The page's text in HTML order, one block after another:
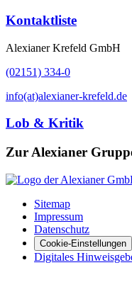
Kontaktliste
Alexianer Krefeld GmbH
(02151) 334-0
info(at)alexianer-krefeld.de
Lob & Kritik
Zur Alexianer
Sitemap
Impressum
Datenschutz
Cookie-Einstellungen
Digitales